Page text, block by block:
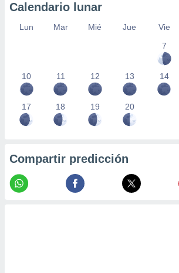
Calendario lunar
Lun Mar Mié Jue Vie
7
10 11 12 13 14
17 18 19 20
Compartir predicción